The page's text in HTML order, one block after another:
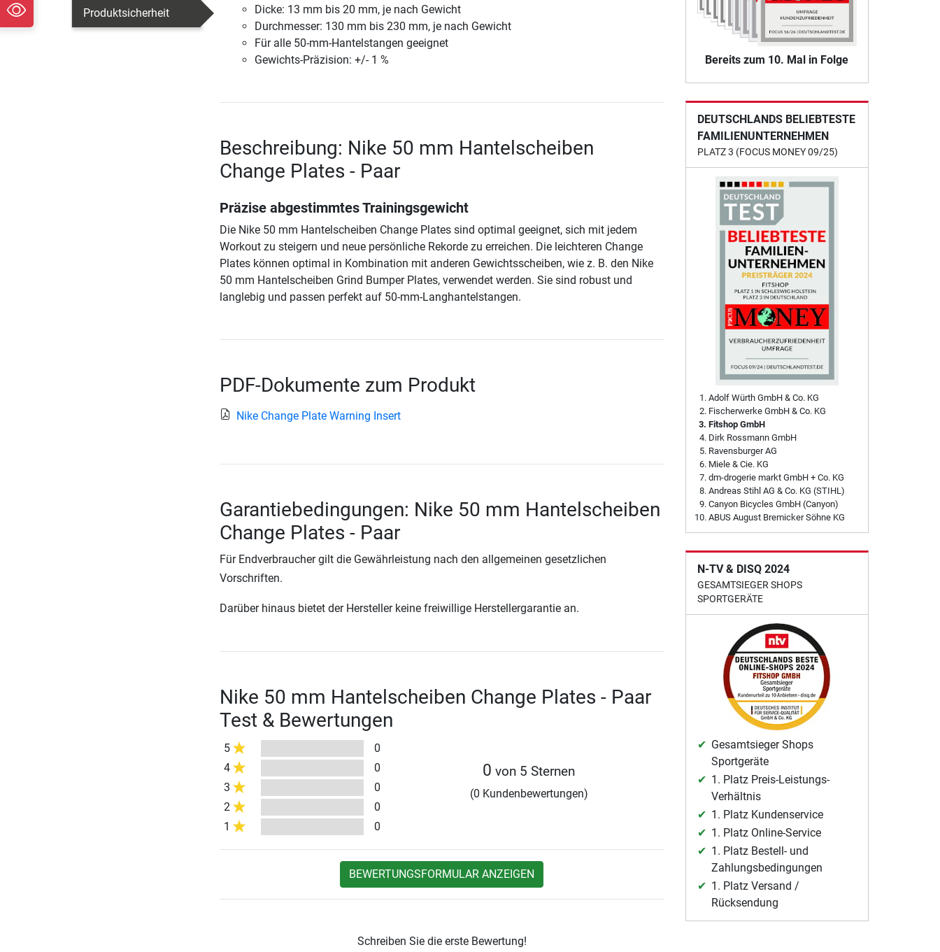
Produktsicherheit
Dicke: 13 mm bis 20 mm, je nach Gewicht
Durchmesser: 130 mm bis 230 mm, je nach Gewicht
Für alle 50-mm-Hantelstangen geeignet
Gewichts-Präzision: +/- 1 %
Beschreibung: Nike 50 mm Hantelscheiben
Change Plates - Paar
Präzise abgestimmtes Trainingsgewicht
Die Nike 50 mm Hantelscheiben Change Plates sind optimal geeignet, sich mit jedem
Workout zu steigern und neue persönliche Rekorde zu erreichen. Die leichteren Change
Plates können optimal in Kombination mit anderen Gewichtsscheiben, wie z. B. den Nike
50 mm Hantelscheiben Grind Bumper Plates, verwendet werden. Sie sind robust und
langlebig und passen perfekt auf 50-mm-Langhantelstangen.
PDF-Dokumente zum Produkt
Nike Change Plate Warning Insert
Garantiebedingungen: Nike 50 mm Hantelscheiben
Change Plates - Paar
Für Endverbraucher gilt die Gewährleistung nach den allgemeinen gesetzlichen
Vorschriften.
Darüber hinaus bietet der Hersteller keine freiwillige Herstellergarantie an.
Nike 50 mm Hantelscheiben Change Plates - Paar
Test & Bewertungen
5
0
4
0
3
0
2
0
1
0
0 von 5 Sternen
(0 Kundenbewertungen)
BEWERTUNGSFORMULAR ANZEIGEN
Schreiben Sie die erste Bewertung!
Bereits zum 10. Mal in Folge
DEUTSCHLANDS BELIEBTESTE
FAMILIENUNTERNEHMEN
PLATZ 3 (FOCUS MONEY 09/25)
Adolf Würth GmbH & Co. KG
Fischerwerke GmbH & Co. KG
Fitshop GmbH
Dirk Rossmann GmbH
Ravensburger AG
Miele & Cie. KG
dm-drogerie markt GmbH + Co. KG
Andreas Stihl AG & Co. KG (STIHL)
Canyon Bicycles GmbH (Canyon)
ABUS August Bremicker Söhne KG
N-TV & DISQ 2024
GESAMTSIEGER SHOPS
SPORTGERÄTE
Gesamtsieger Shops
Sportgeräte
1. Platz Preis-Leistungs-
Verhältnis
1. Platz Kundenservice
1. Platz Online-Service
1. Platz Bestell- und
Zahlungsbedingungen
1. Platz Versand /
Rücksendung